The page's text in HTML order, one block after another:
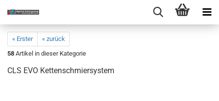
« Erster
« zurück
58 Artikel in dieser Kategorie
CLS EVO Kettenschmiersystem